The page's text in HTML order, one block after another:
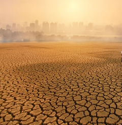
C
a
t
u
t
s